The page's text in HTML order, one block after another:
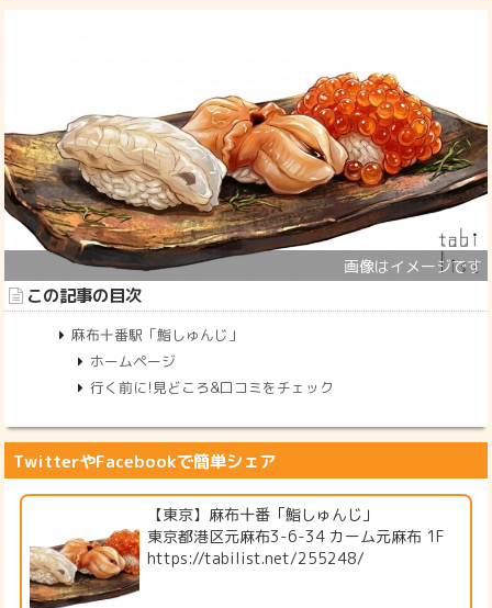
この記事の目次
麻布十番駅「鮨しゅんじ」
ホームページ
行く前に!見どころ&口コミをチェック
TwitterやFacebookで簡単シェア
【東京】麻布十番「鮨しゅんじ」
東京都港区元麻布3-6-34 カーム元麻布 1F
https://tabilist.net/255248/